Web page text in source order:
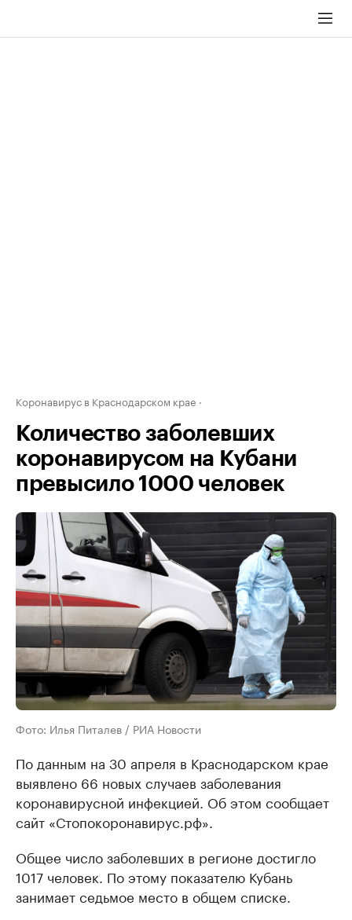
Коронавирус в Краснодарском крае
Количество заболевших
коронавирусом на Кубани
превысило 1000 человек
Фото: Илья Питалев / РИА Новости
По данным на 30 апреля в Краснодарском крае
выявлено 66 новых случаев заболевания
коронавирусной инфекцией. Об этом сообщает
сайт «Стопокоронавирус.рф».
Общее число заболевших в регионе достигло
1017 человек. По этому показателю Кубань
занимает седьмое место в общем списке.